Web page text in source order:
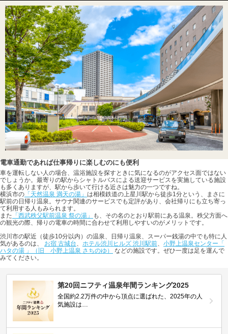
電車通勤であれば仕事帰りに楽しむのにも便利
車を運転しない人の場合、温浴施設を探すときに気になるのがアクセス面ではない
でしょうか。最寄りの駅からシャトルバスによる送迎サービスを実施している施設
も多くありますが、駅から歩いて行ける近さは魅力の一つですね。
横浜市の 「天然温泉 満天の湯」 は相模鉄道の上星川駅から徒歩1分という、まさに
駅前の日帰り温泉。サウナ関連のサービスでも定評があり、会社帰りにも立ち寄っ
て利用する人もみられます。
また 「西武秩父駅前温泉 祭の湯」
も、その名のとおり駅前にある温泉。秩父方面へ
の観光の際、帰りの電車の時間に合わせて利用しやすいのがメリットです。
渋川市の駅近（徒歩10分以内）の温泉、日帰り温泉、スーパー銭湯の中でも特に人
気があるのは、 お宿 古城台、 ホテル渋川ヒルズ 渋川駅前、 小野上温泉センター「
ハタの湯 」（旧 小野上温泉 さちのゆ）
などの施設です。ぜひ一度は足を運んで
みてください。
第20回ニフティ温泉年間ランキング2025
全国約2.2万件の中から頂点に選ばれた、2025年の人
気施設は…